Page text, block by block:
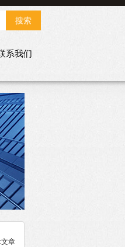
系我们
章